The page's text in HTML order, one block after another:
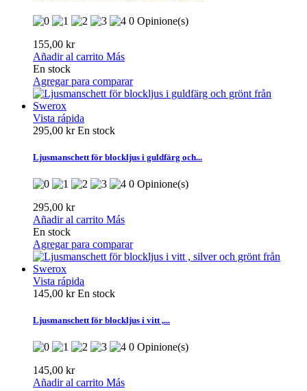
0 Opinione(s)
155,00 kr
Añadir al carrito Más
En stock
Agregar para comparar
Vista rápida
295,00 krEn stock
Ljusmanschett för blockljus i guldfärg och...
0 Opinione(s)
295,00 kr
Añadir al carrito Más
En stock
Agregar para comparar
Vista rápida
145,00 krEn stock
Ljusmanschett för blockljus i vitt ,...
0 Opinione(s)
145,00 kr
Añadir al carrito Más